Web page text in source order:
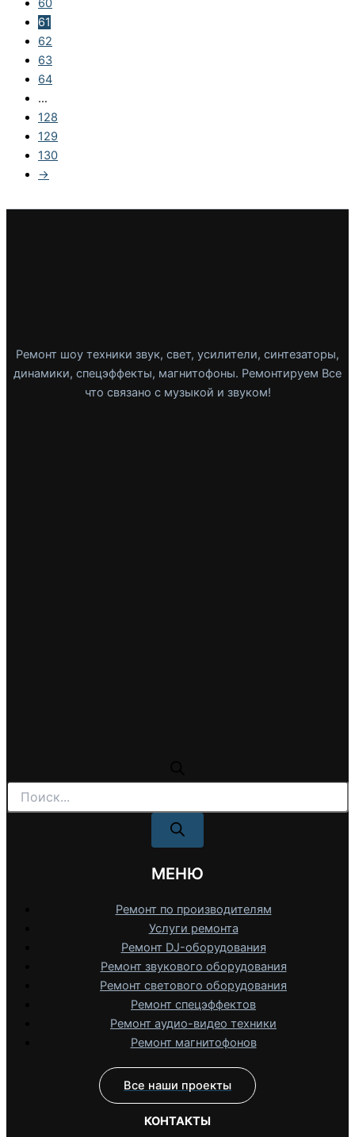
60
61
62
63
64
…
128
129
130
→
Ремонт шоу техники звук, свет, усилители, синтезаторы,
динамики, спецэффекты, магнитофоны. Ремонтируем Все
что связано с музыкой и звуком!
Поиск
товаров
МЕНЮ
Ремонт по производителям
Услуги ремонта
Ремонт DJ-оборудования
Ремонт звукового оборудования
Ремонт светового оборудования
Ремонт спецэффектов
Ремонт аудио-видео техники
Ремонт магнитофонов
Все наши проекты
КОНТАКТЫ